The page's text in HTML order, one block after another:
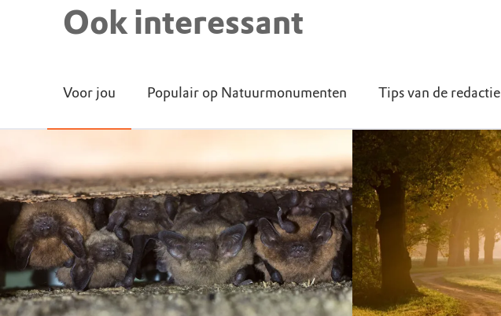
Ook interessant
Voor jou Populair op Natuurmonumenten Tips van de redactie